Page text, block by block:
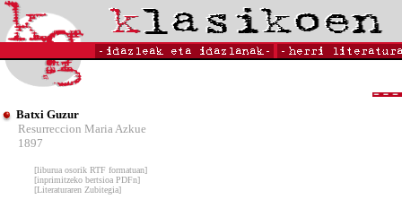
Batxi Guzur
Resurreccion Maria Azkue
1897
[liburua osorik RTF formatuan]
[inprimitzeko bertsioa PDFn]
[Literaturaren Zubitegia]